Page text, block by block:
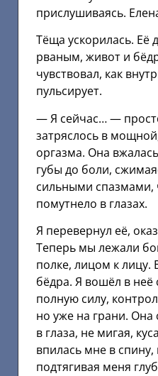
прислушиваясь.
Тёща ускорилась. Её
рваным, живот и
чувствовал, как
пульсирует.
— Я сейчас… —
затряслось в
оргазма. Она
губы до боли,
сильными спазмами,
помутнело в глазах.
Я перевернул её,
Теперь мы лежали
полке, лицом к лицу.
бёдра. Я вошёл в неё
полную силу,
но уже на грани.
в глаза, не мигая,
впилась мне в спину,
подтягивая меня